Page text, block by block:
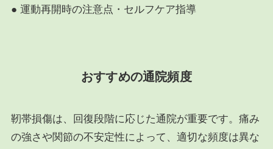
● 運動再開時の注意点・セルフケア指導
おすすめの通院頻度
靭帯損傷は、回復段階に応じた通院が重要です。痛み
の強さや関節の不安定性によって、適切な頻度は異な